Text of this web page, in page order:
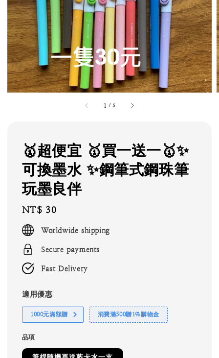
1 /5
🥇超便宜 🥇買一送一🥇✨
可換墨水 ✨鋼筆式鋼珠筆
玩墨良伴
Regular
price
NT$ 30
Worldwide shipping
Secure payments
Fast Delivery
適用優惠
1000元滿額贈 消費滿500贈1%購物金
品項